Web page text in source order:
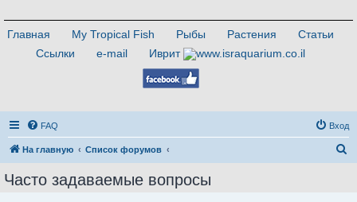
Главная My Tropical Fish Рыбы Растения
Статьи
Ссылки
e-mail Иврит
FAQ Вход
На главную Список форумов
Часто задаваемые вопросы